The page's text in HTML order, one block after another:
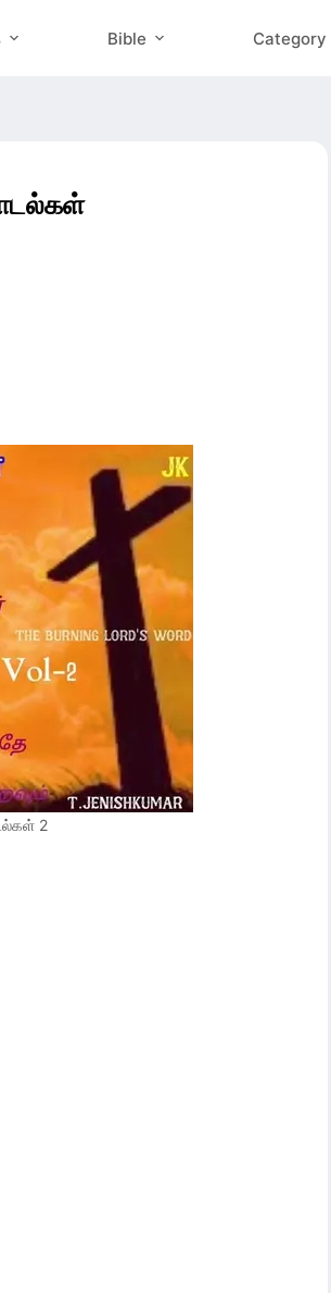
Bible Category
2